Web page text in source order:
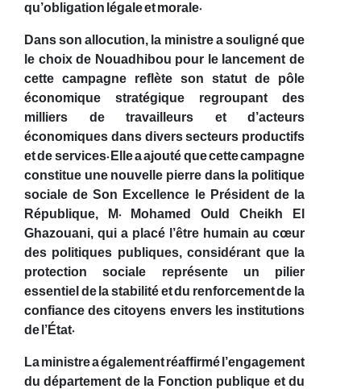
qu’obligation légale et morale.
Dans son allocution, la ministre a souligné que
le choix de Nouadhibou pour le lancement de
cette campagne reflète son statut de pôle
économique stratégique regroupant des
milliers de travailleurs et d’acteurs
économiques dans divers secteurs productifs
et de services. Elle a ajouté que cette campagne
constitue une nouvelle pierre dans la politique
sociale de Son Excellence le Président de la
République, M. Mohamed Ould Cheikh El
Ghazouani, qui a placé l’être humain au cœur
des politiques publiques, considérant que la
protection sociale représente un pilier
essentiel de la stabilité et du renforcement de la
confiance des citoyens envers les institutions
de l’État.
La ministre a également réaffirmé l’engagement
du département de la Fonction publique et du